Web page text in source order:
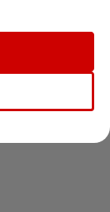
pour le